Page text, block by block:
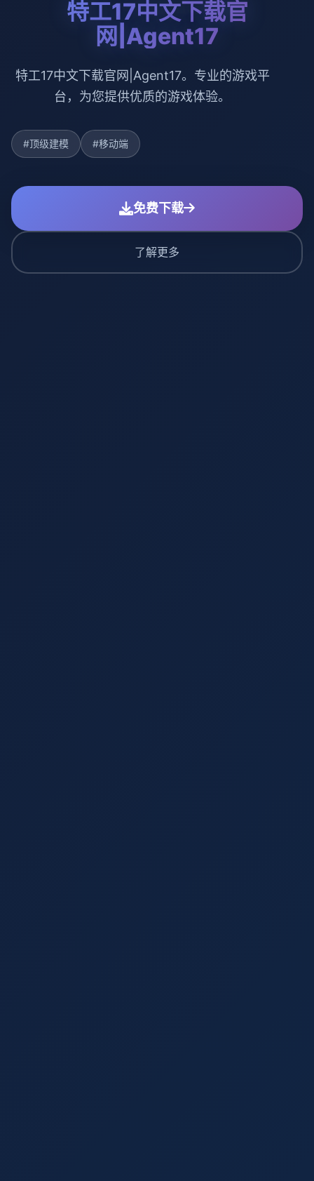
特工17中文下载官
网|Agent17
特工17中文下载官网|Agent17。专业的游戏平
台，为您提供优质的游戏体验。
#顶级建模 #移动端
免费下载
了解更多